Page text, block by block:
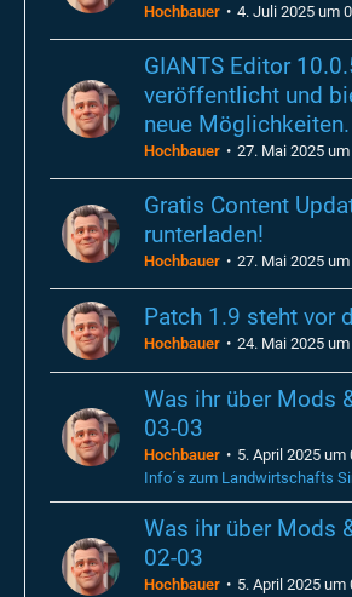
Hochbauer 4. Juli 2025 um
GIANTS Editor
veröffentlicht und
neue Möglichkeiten.
Hochbauer 27. Mai 2025
Gratis Content
runterladen!
Hochbauer 27. Mai 2025
Patch 1.9 steht vor
Hochbauer 24. Mai 2025
Was ihr über Mods
03-03
Hochbauer
5. April 2025 um
Info´s zum Landwirtschafts
Was ihr über Mods
02-03
Hochbauer
5. April 2025 um